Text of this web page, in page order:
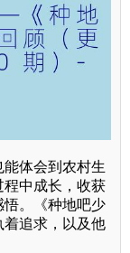
体会到农村生
中成长，收获
悟。《种地吧少
追求，以及他